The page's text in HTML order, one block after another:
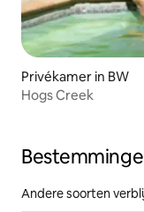
Privékamer in BW
Hogs Creek
Andere soorten